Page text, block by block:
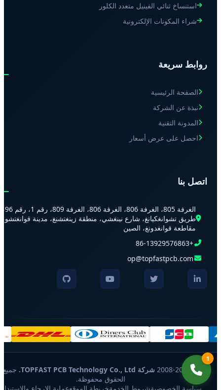
استنساخ ثنائي الفينيل متعدد الكلور
شراء المكونات الإلكترونية
روابط سريعة
الصفحة الرئيسية
نبذة عن الشركة
المدونة التقنية
احصل على عرض أسعار
اتصل بنا
الغرفة 805، الغرفة 806، الغرفة 806، الغرفة 809، رقم 1، رقم 96،
طريق تشوانغكيانغ، شارع نينغشي، منطقة زينغتشنغ، مدينة قوانغتشو،
مقاطعة قوانغدونغ، الصين
+86-13929576863
op@topfastpcb.com
© 2008-2026 شركة TOPFAST PCB Technology Co., Ltd.
جميع
الحقوق محفوظة.
سياسة الخصوصيةشروط الخدمةخريطة الموقععملية الإرجاع والاستبدال
1